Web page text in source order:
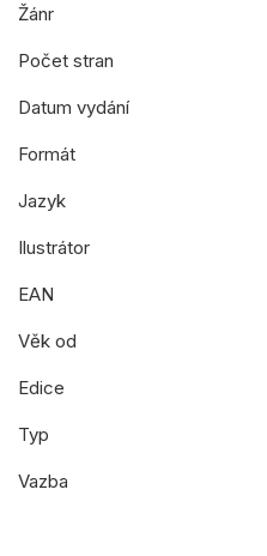
Žánr
Počet stran
Datum vydání
Formát
Jazyk
Ilustrátor
EAN
Věk od
Edice
Typ
Vazba